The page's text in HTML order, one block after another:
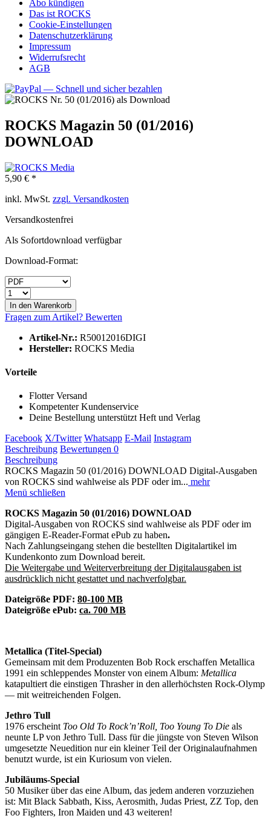
Abo kündigen
Das ist ROCKS
Cookie-Einstellungen
Datenschutzerklärung
Impressum
Widerrufsrecht
AGB
ROCKS Magazin 50 (01/2016)
DOWNLOAD
5,90 € *
inkl. MwSt. zzgl. Versandkosten
Versandkostenfrei
Als Sofortdownload verfügbar
Download-Format:
In den Warenkorb
Fragen zum Artikel? Bewerten
Artikel-Nr.: R50012016DIGI
Hersteller: ROCKS Media
Vorteile
Flotter Versand
Kompetenter Kundenservice
Deine Bestellung unterstützt Heft und Verlag
Facebook X/Twitter Whatsapp E-Mail Instagram
Beschreibung Bewertungen 0
Beschreibung
ROCKS Magazin 50 (01/2016) DOWNLOAD Digital-Ausgaben
von ROCKS sind wahlweise als PDF oder im... mehr
Menü schließen
ROCKS Magazin 50 (01/2016) DOWNLOAD
Digital-Ausgaben von ROCKS sind wahlweise als PDF oder im
gängigen E-Reader-Format ePub zu haben.
Nach Zahlungseingang stehen die bestellten Digitalartikel im
Kundenkonto zum Download bereit.
Die Weitergabe und Weiterverbreitung der Digitalausgaben ist
ausdrücklich nicht gestattet und nachverfolgbar.
Dateigröße PDF: 80-100 MB
Dateigröße ePub: ca. 700 MB
Metallica (Titel-Special)
Gemeinsam mit dem Produzenten Bob Rock erschaffen Metallica
1991 ein schleppendes Monster von einem Album: Metallica
katapultiert die einstigen Thrasher in den allerhöchsten Rock-Olymp
— mit weitreichenden Folgen.
Jethro Tull
1976 erscheint Too Old To Rock’n’Roll, Too Young To Die als
neunte LP von Jethro Tull. Dass für die jüngste von Steven Wilson
umgesetzte Neuedition nur ein kleiner Teil der Originalaufnahmen
benutzt wurde, ist ein Kuriosum von vielen.
Jubiläums-Special
50 Musiker über das eine Album, das jedem anderen vorzuziehen
ist: Mit Black Sabbath, Kiss, Aerosmith, Judas Priest, ZZ Top, den
Foo Fighters, Iron Maiden und 43 weiteren!